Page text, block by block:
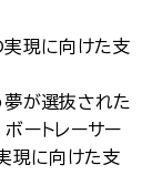
実現に向けた支
夢が選抜された
ートレーサー
現に向けた支